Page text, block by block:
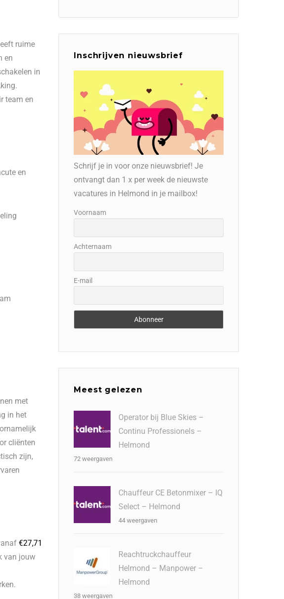
ruime
en
in
team en
en
met
in het
cliënten
zijn,
€27,71
van jouw
Inschrijven nieuwsbrief
Schrijf je in voor onze nieuwsbrief! Je
ontvangt dan 1 x per week de nieuwste
vacatures in Helmond in je mailbox!
Voornaam
Achternaam
E-mail
Meest gelezen
Operator bij Blue Skies –
Continu Professionels –
Helmond
72 weergaven
Chauffeur CE Betonmixer – IQ
Select – Helmond
44 weergaven
Reachtruckchauffeur
Helmond – Manpower –
Helmond
38 weergaven